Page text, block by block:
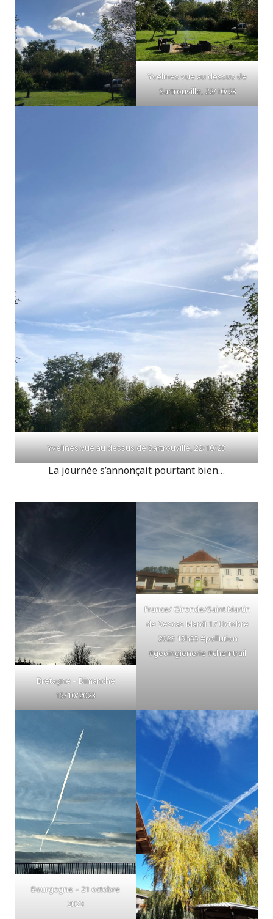
Yvelines vue au dessus de
Sartrouville, 22/10/23
Yvelines vue au dessus de Sartrouville, 22/10/23
La journée s’annonçait pourtant bien…
Bretagne – Dimanche
15/10/2023
France/ Gironde/Saint Martin
de Sescas Mardi 17 Octobre
2023 15h55 #pollution
#geoingienerie #chemtrail
Bourgogne – 21 octobre
2023